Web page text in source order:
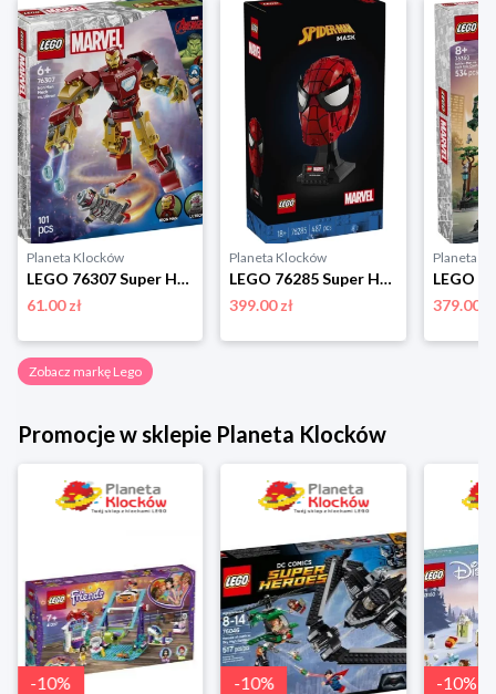
Planeta Klocków
LEGO 76307 Super Heroes Mech Iron Mana kontra Ultron Lego
61.00 zł
Planeta Klocków
LEGO 76285 Super Heroes Maska Spider-Mana Lego
399.00 zł
Planeta
379.00 zł
Zobacz markę Lego
Promocje w sklepie Planeta Klocków
-10% -10% -10%